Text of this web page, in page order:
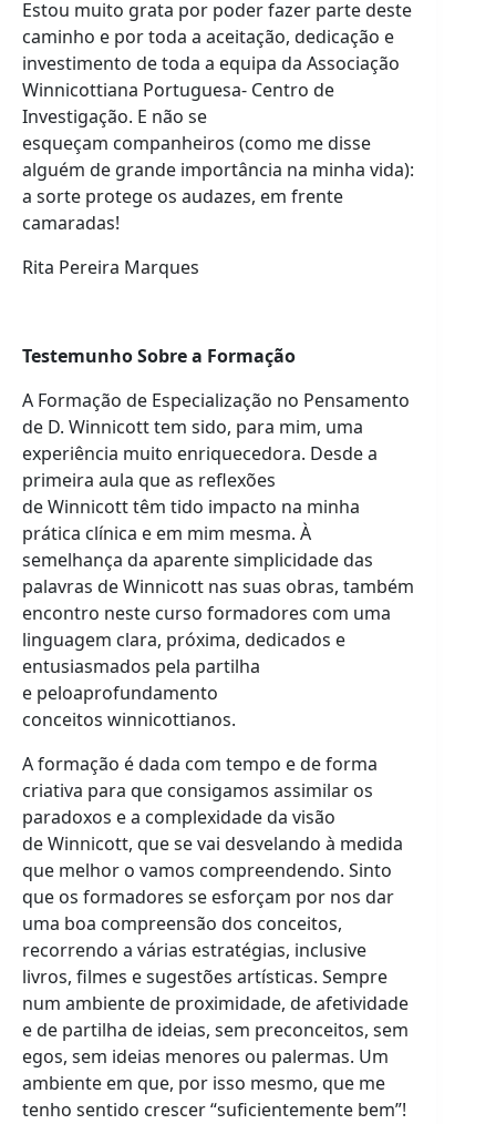
Estou muito grata por poder fazer parte deste
caminho e por toda a aceitação, dedicação e
investimento de toda a equipa da Associação
Winnicottiana Portuguesa- Centro de
Investigação. E não se
esqueçam companheiros (como me disse
alguém de grande importância na minha vida):
a sorte protege os audazes, em frente
camaradas!
Rita Pereira Marques
TestemunhoSobre a Formação
A Formação de Especialização no Pensamento
de D. Winnicott tem sido, para mim, uma
experiência muito enriquecedora. Desde a
primeira aula que as reflexões
de Winnicott têm tido impacto na minha
prática clínica e em mim mesma. À
semelhança da aparente simplicidade das
palavras de Winnicott nas suas obras, também
encontro neste curso formadores com uma
linguagem clara, próxima, dedicados e
entusiasmados pela partilha
e peloaprofundamento
conceitos winnicottianos.
A formação é dada com tempo e de forma
criativa para que consigamos assimilar os
paradoxos e a complexidade da visão
de Winnicott, que se vai desvelando à medida
que melhor o vamos compreendendo. Sinto
que os formadores se esforçam por nos dar
uma boa compreensão dos conceitos,
recorrendo a várias estratégias, inclusive
livros, filmes e sugestões artísticas. Sempre
num ambiente de proximidade, de afetividade
e de partilha de ideias, sem preconceitos, sem
egos, sem ideias menores ou palermas. Um
ambiente em que, por isso mesmo, que me
tenho sentido crescer “suficientemente bem”!